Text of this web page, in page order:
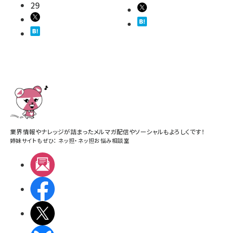
29
業界情報やナレッジが詰まったメルマガ配信やソーシャルもよろしくです！
姉妹サイトもぜひ： ネッ担・ ネッ担お悩み相談室